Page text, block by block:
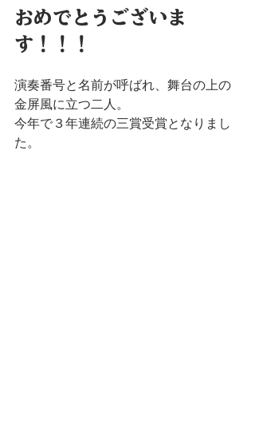
おめでとうございま
す！！！
演奏番号と名前が呼ばれ、舞台の上の
金屏風に立つ二人。
今年で３年連続の三賞受賞となりまし
た。